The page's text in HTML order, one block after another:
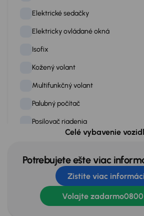
Elektrické sedačky
Elektricky ovládané okná
Isofix
Kožený volant
Multifunkčný volant
Palubný počítač
Posilovač riadenia
Stop štart systém
Tempomat
Tónované okná
Celé vybavenie
Potrebujete ešte viac
Zistite viac
Volajte zadarmo0800